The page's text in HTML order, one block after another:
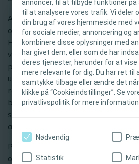
annoncer, til at tilbyde funktioner på
til at analysere vores trafik. Vi deler
din brug af vores hjemmeside med
for sociale medier, annoncering og
kombinere disse oplysninger med
har givet dem, eller som de har
deres tjenester, herunder for at vise
mere relevante for dig. Du har ret
samtykke tilbage eller ændre det
klikke på “Cookieindstillinger”. Se
privatlivspolitik for mere information.
Nødvendig
Statistik
VIGTIG
Denne hjemmeside er kun
sundhedspersonale.
beregnet til oplysnings- og
formål og er ikke tiltænkt andre
Coloplast yder ikke medicinsk
oplysninger om de
forholdsregler og advarsler, i
Alle oplysninger, der præsenteres,
orientering og
Hjemmesiden kan præsentere
vejledning om brug af Coloplast
produkter og/eller indeholder
undervisningsindhold. Coloplast
rådgivning, og oplysningerne på
beregnet til at erstatte rådgivning
sundhedsprofessionel.
at søge hjælp i en medicinsk
Promovering af Coloplast
overensstemmelse med godkendte